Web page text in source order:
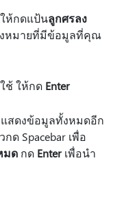
ให้กดแป้นลูกศรลง
งหมายที่มีข้อมูลที่คุณ
ช้ ให้กด Enter
สดงข้อมูลทั้งหมดอีก
ด Spacebar เพื่อ
มด กด Enterเพื่อนํา